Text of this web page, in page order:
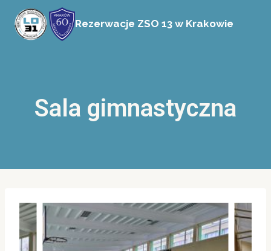
Przejdź
Rezerwacje ZSO 13 w Krakowie
Sala gimnastyczna